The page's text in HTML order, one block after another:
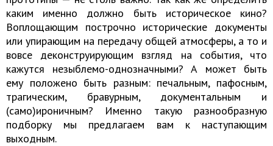
каким именно должно быть историческое кино?
Воплощающим построчно исторические документы
или упирающим на передачу общей атмосферы, а то и
вовсе деконструирующим взгляд на события, что
кажутся незыблемо-однозначными? А может быть
ему положено быть разным: печальным, пафосным,
трагическим, бравурным, документальным и
(само)ироничным? Именно такую разнообразную
подборку мы предлагаем вам к наступающим
выходным.